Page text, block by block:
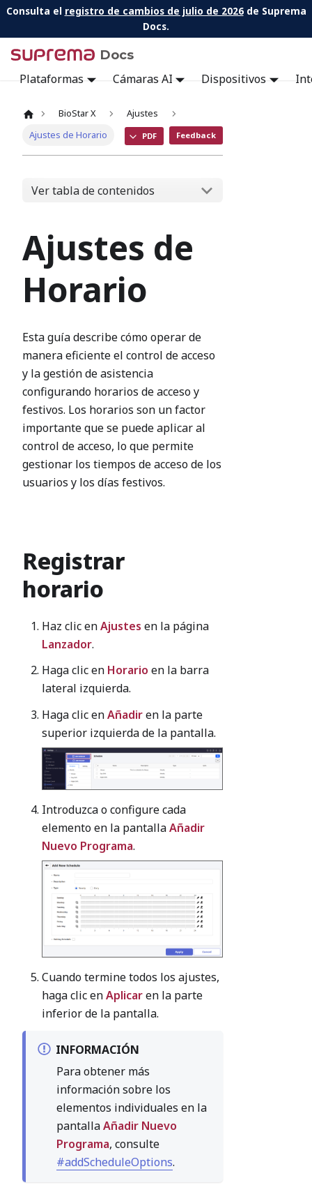
Consulta el registro de cambios de julio de 2026de Suprema
Docs.
Docs
Plataformas
Cámaras AI Dispositivos
BioStar X
Ajustes
Ajustes de Horario
PDF Feedback
Ver tabla de contenidos
Ajustes de
Horario
Esta guía describe cómo operar de
manera eficiente el control de acceso
y la gestión de asistencia
configurando horarios de acceso y
festivos. Los horarios son un factor
importante que se puede aplicar al
control de acceso, lo que permite
gestionar los tiempos de acceso de los
usuarios y los días festivos.
Registrar
horario
Haz clic enAjustes en la página
Lanzador.
Haga clic en Horario en la barra
lateral izquierda.
Haga clic enAñadiren la parte
superior izquierda de la pantalla.
Introduzca o configure cada
elemento en la pantallaAñadir
Nuevo Programa.
Cuando termine todos los ajustes,
haga clic enAplicaren la parte
inferior de la pantalla.
INFORMACIÓN
Para obtener más
información sobre los
elementos individuales en la
pantallaAñadir Nuevo
Programa, consulte
#addScheduleOptions.